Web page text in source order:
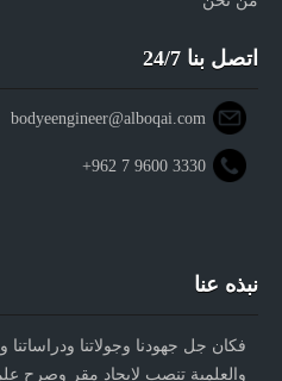
اتصل بنا 24/7
bodyeengineer@alboqai.com
+962 7 9600 3330
نبذه عنا
فكان جل جهودنا وجولاتنا ودراساتنا
والعلمية تنصب لإيجاد مقر وصرح